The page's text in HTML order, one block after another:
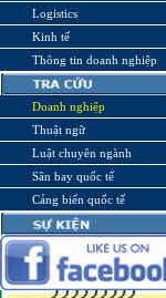
Logistics
Kinh tế
Thông tin doanh nghiệp
Doanh nghiệp
Thuật ngữ
Luật chuyên ngành
Sân bay quốc tế
Cảng biển quốc tế